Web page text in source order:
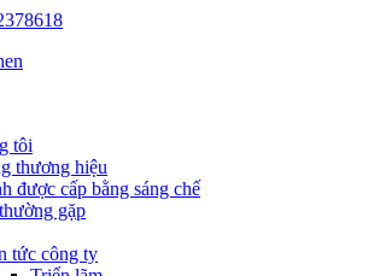
tôi
thương hiệu
được cấp bằng sáng chế
gặp
tức công ty